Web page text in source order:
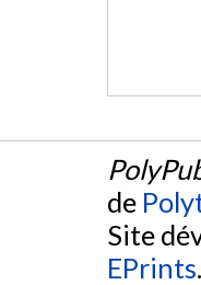
de
Site
EPrints.